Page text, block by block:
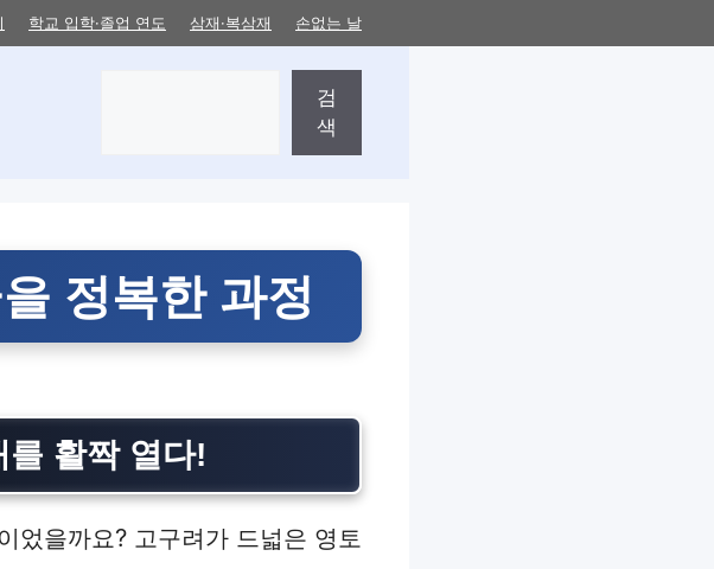
학교 입학·졸업 연도 삼재·복삼재 손없는 날
검
색
정복한 과정
를 활짝 열다!
었을까요? 고구려가 드넓은 영토